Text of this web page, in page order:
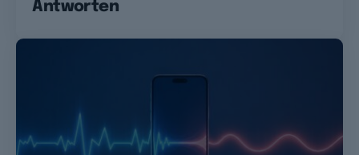
Antworten